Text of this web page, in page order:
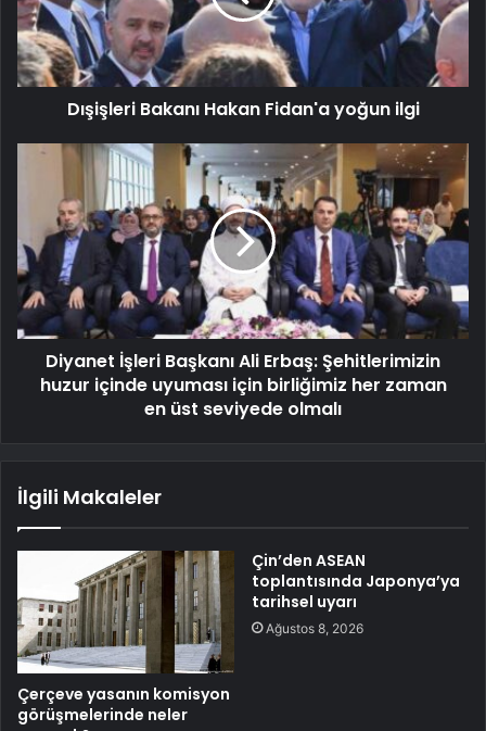
Dışişleri Bakanı Hakan Fidan'a yoğun ilgi
Diyanet İşleri Başkanı Ali Erbaş: Şehitlerimizin
huzur içinde uyuması için birliğimiz her zaman
en üst seviyede olmalı
İlgili Makaleler
Çerçeve yasanın komisyon
görüşmelerinde neler
Çin’den ASEAN
toplantısında Japonya’ya
tarihsel uyarı
Ağustos 8, 2026